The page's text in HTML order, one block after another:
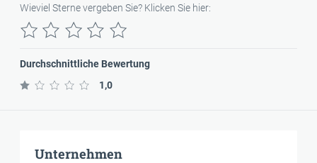
Wieviel Sterne vergeben Sie? Klicken Sie hier:
Durchschnittliche Bewertung
1,0
Unternehmen